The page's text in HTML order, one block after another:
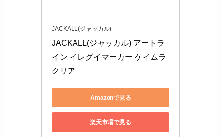
JACKALL(ジャッカル)
JACKALL(ジャッカル) アートラ
イン イレグイマーカー ケイムラ
クリア
Amazonで見る
楽天市場で見る